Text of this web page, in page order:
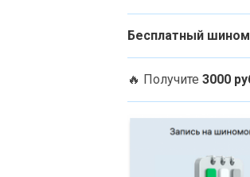
Бесплатный
🔥 Получите 3000